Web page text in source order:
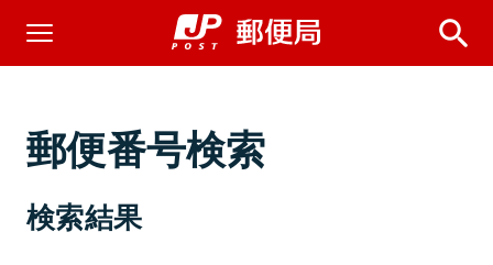
郵便番号検索
検索結果